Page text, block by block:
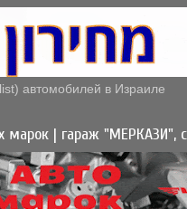
автомобилей в Израиле
марок | гараж "МЕРКАЗИ",